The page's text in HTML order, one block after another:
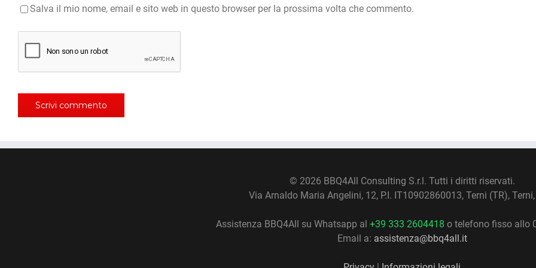
Salva il mio nome, email e sito web in questo browser per la prossima volta che commento.
© 2026 BBQ4All Consulting S.r.l. Tutti i diritti riservati.
Via Arnaldo Maria Angelini, 12, P.I. IT10902860013, Terni (TR),
Assistenza BBQ4All su Whatsapp al +39 333 2604418 o telefono fisso allo
Email a: assistenza@bbq4all.it